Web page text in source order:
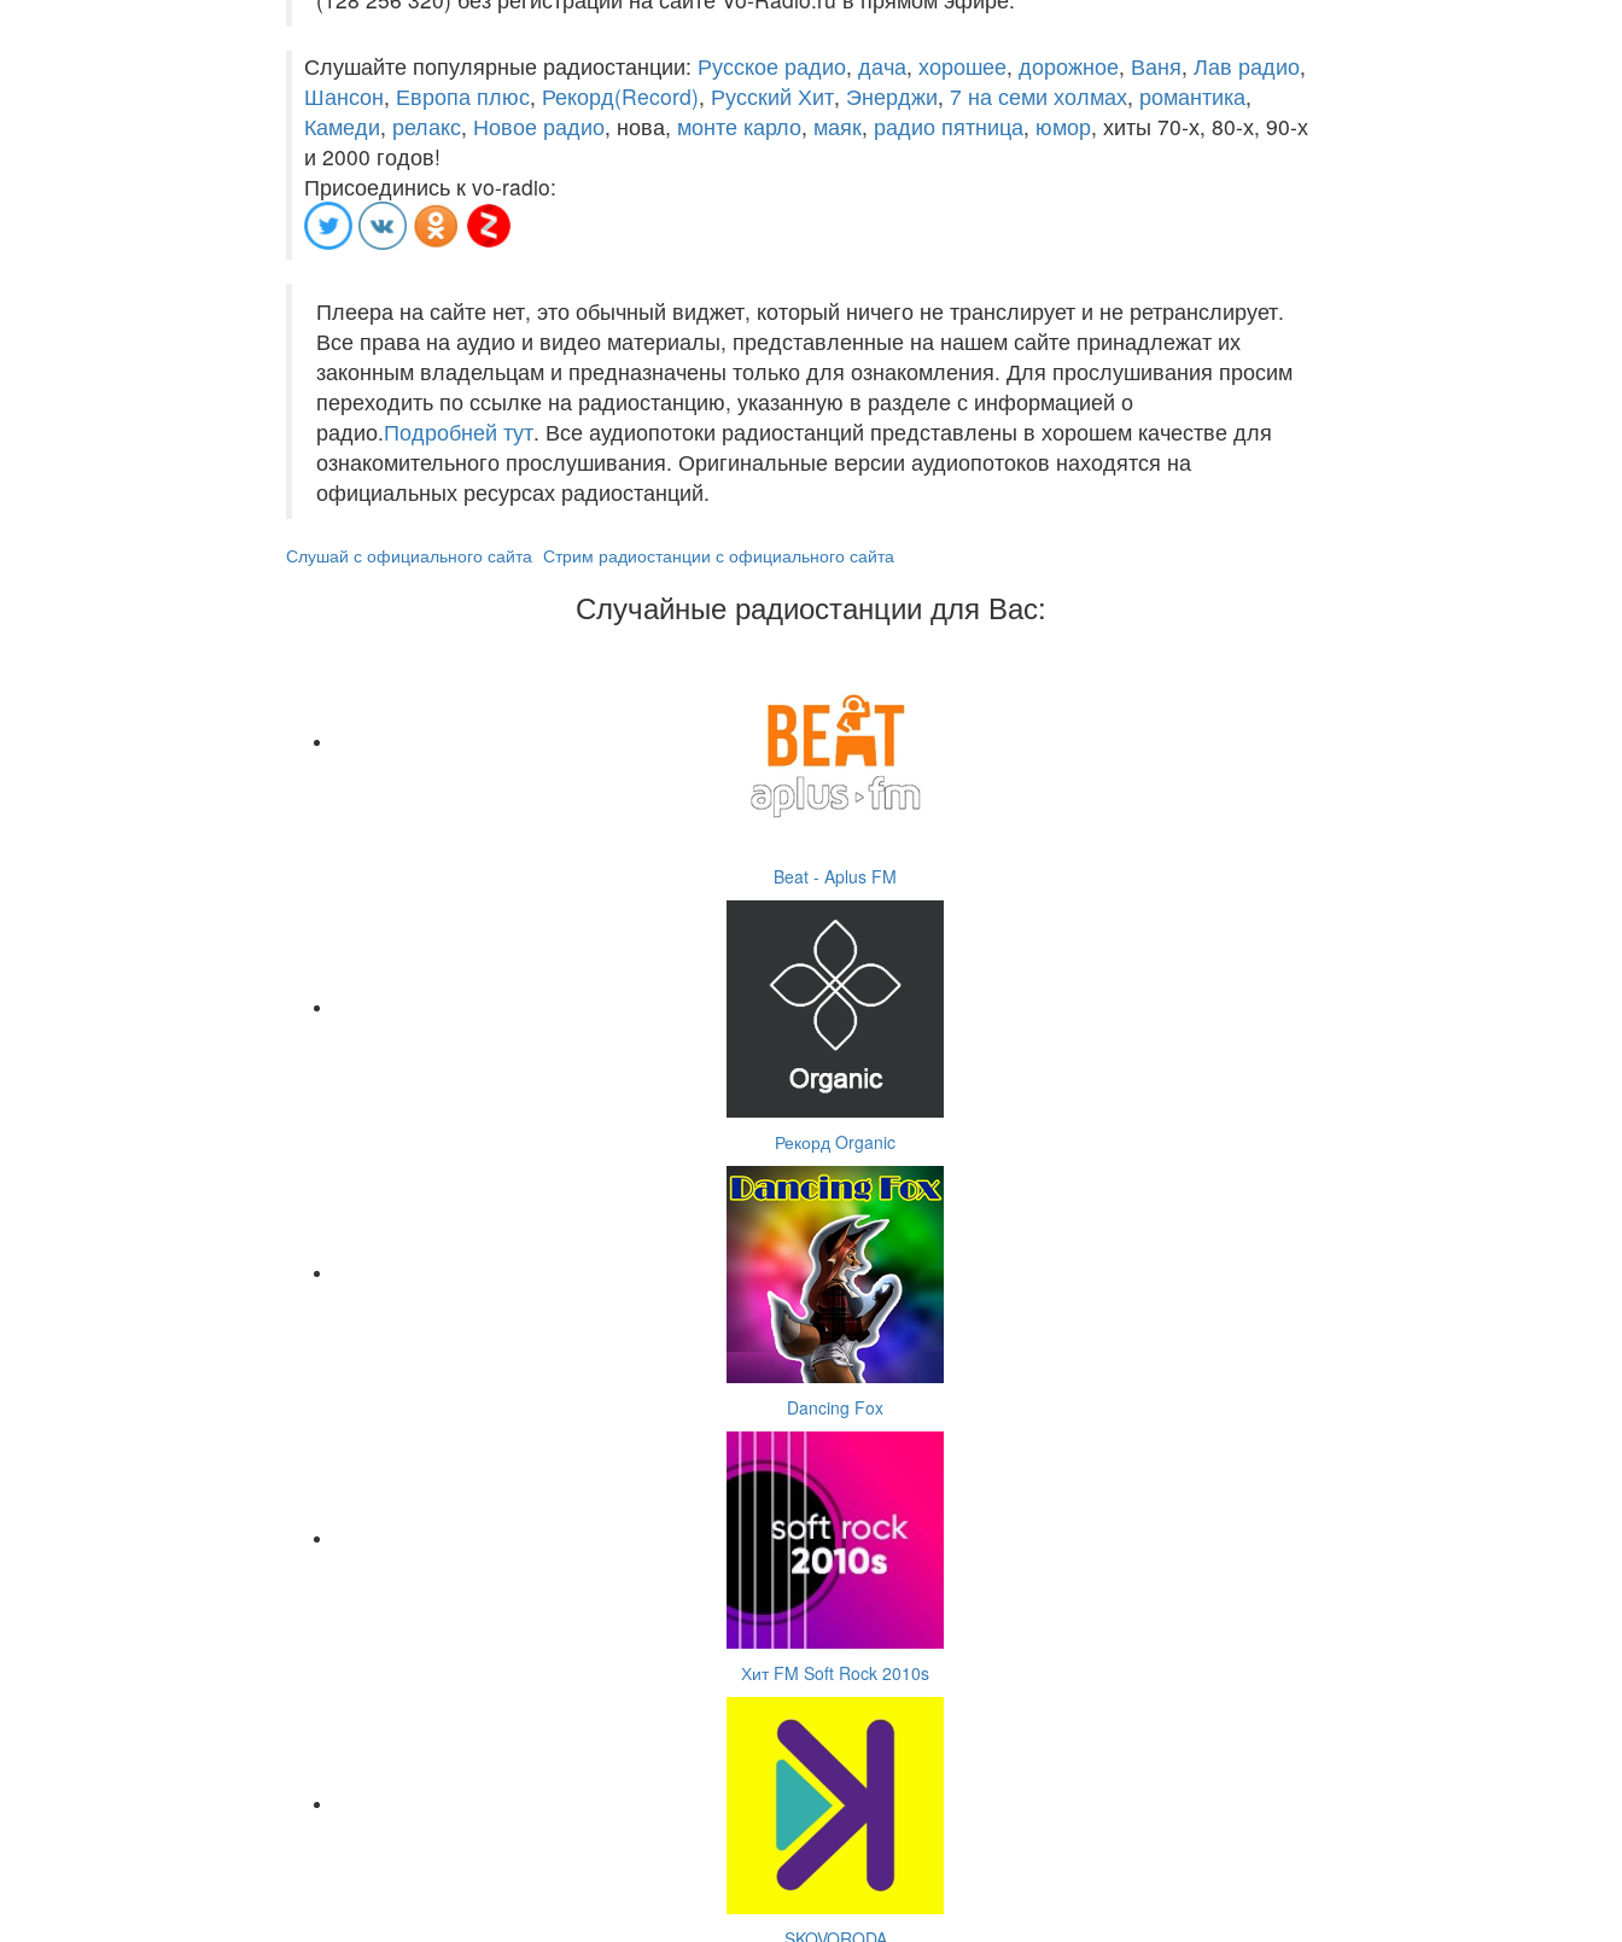
Слушайте популярные радиостанции: Русское радио, дача, хорошее, дорожное, Ваня, Лав радио,
Шансон, Европа плюс, Рекорд(Record), Русский Хит, Энерджи, 7 на семи холмах, романтика,
Камеди, релакс, Новое радио, нова, монте карло, маяк, радио пятница, юмор, хиты 70-х, 80-х, 90-х
и 2000 годов!
Присоединись к vo-radio:
Плеера на сайте нет, это обычный виджет, который ничего не транслирует и не ретранслирует.
Все права на аудио и видео материалы, представленные на нашем сайте принадлежат их
законным владельцам и предназначены только для ознакомления. Для прослушивания просим
переходить по ссылке на радиостанцию, указанную в разделе с информацией о
радио.Подробней тут. Все аудиопотоки радиостанций представлены в хорошем качестве для
ознакомительного прослушивания. Оригинальные версии аудиопотоков находятся на
официальных ресурсах радиостанций.
Слушай с официального сайта Стрим радиостанции с официального сайта
Случайные радиостанции для Вас:
Beat - Aplus FM
Рекорд Organic
Dancing Fox
Хит FM Soft Rock 2010s